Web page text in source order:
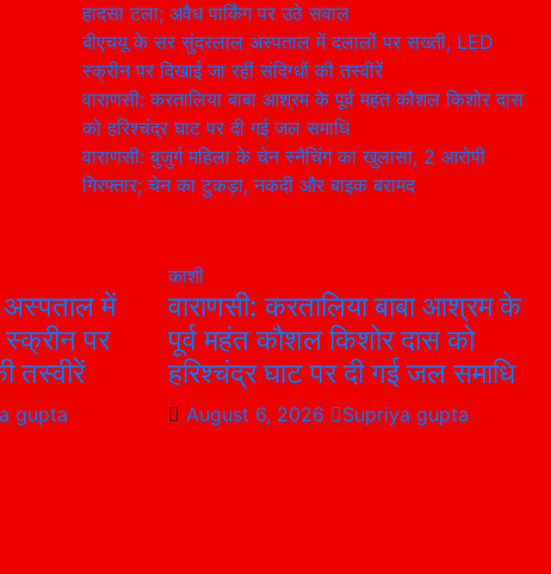
हादसा टला; अवैध पार्किंग पर उठे सवाल
बीएचयू के सर सुंदरलाल अस्पताल में दलालों पर सख्ती, LED
स्क्रीन पर दिखाई जा रहीं संदिग्धों की तस्वीरें
वाराणसी: करतालिया बाबा आश्रम के पूर्व महंत कौशल किशोर दास
को हरिश्चंद्र घाट पर दी गई जल समाधि
वाराणसी: बुजुर्ग महिला के चेन स्नैचिंग का खुलासा, 2 आरोपी
गिरफ्तार; चेन का टुकड़ा, नकदी और बाइक बरामद
में
पर
तस्वीरें
gupta
काशी
वाराणसी: करतालिया बाबा आश्रम के
पूर्व महंत कौशल किशोर दास को
हरिश्चंद्र घाट पर दी गई जल समाधि
August 6, 2026 Supriya gupta